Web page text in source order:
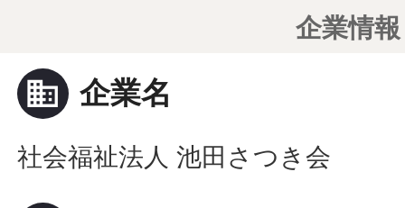
企業情報
business 企業名
社会福祉法人 池田さつき会